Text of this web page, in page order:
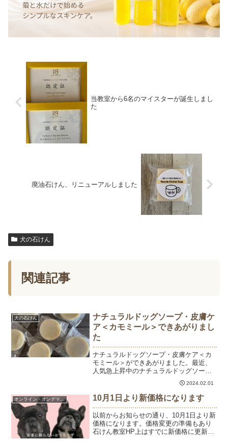
当教室から6名のマイスターが誕生しまし
た
廃油石けん、リニューアルしました
犬の石けん
関連記事
犬の石けん
ナチュラルドッグソープ・皮膚ケ
ア＜カモミール＞できあがりまし
た
ナチュラルドッグソープ・皮膚ケア＜カ
モミール＞ができあがりました。最近、
人気急上昇中のナチュラルドッグソー
プ・皮膚ケア＜カモミール＞。カモミー
ルハーブをオイルに浸して成分を移した
後、取り除いています。黒いぽつぽつは
カモミールハーブになります...
2024.02.01
オンライン・オンデマンド 10月1日より新価格になります
以前からお知らせの通り、10月1日より新
価格になります。価格変更の準備もあり
石けん教室HP上はすでに新価格に更新し